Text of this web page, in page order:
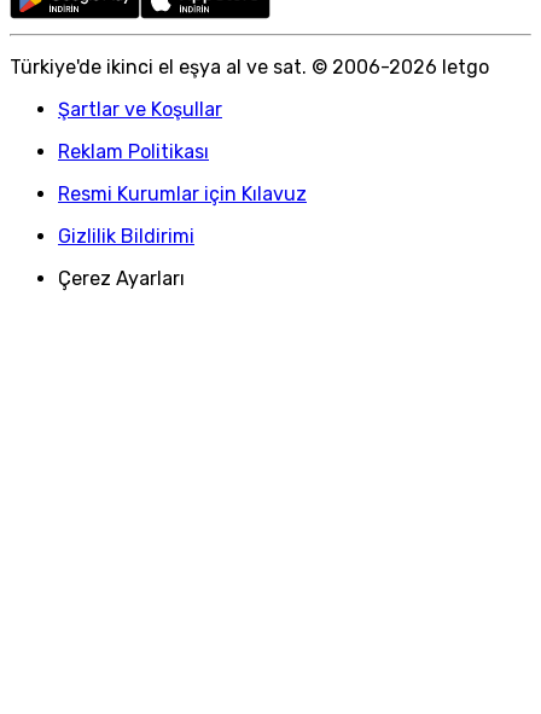
Türkiye'de ikinci el eşya al ve sat. © 2006-2026 letgo
Şartlar ve Koşullar
Reklam Politikası
Resmi Kurumlar için Kılavuz
Gizlilik Bildirimi
Çerez Ayarları